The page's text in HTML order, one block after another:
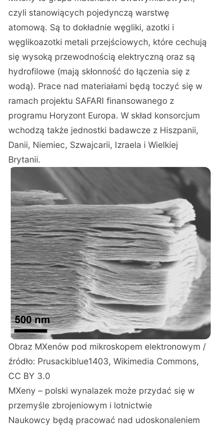
czyli stanowiących pojedynczą warstwę
atomową. Są to dokładnie węgliki, azotki i
węglikoazotki metali przejściowych, które cechują
się wysoką przewodnością elektryczną oraz są
hydrofilowe (mają skłonność do łączenia się z
wodą). Prace nad materiałami będą toczyć się w
ramach projektu SAFARI finansowanego z
programu Horyzont Europa. W skład konsorcjum
wchodzą także jednostki badawcze z Hiszpanii,
Danii, Niemiec, Szwajcarii, Izraela i Wielkiej
Brytanii.
Obraz MXenów pod mikroskopem elektronowym /
źródło: Prusackiblue1403, Wikimedia Commons,
CC BY 3.0
MXeny – polski wynalazek może przydać się w
przemyśle zbrojeniowym i lotnictwie
Naukowcy będą pracować nad udoskonaleniem